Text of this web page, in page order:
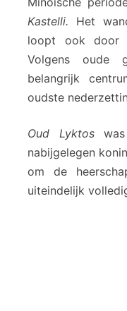
Kastelli. Het
loopt ook door
Volgens oude
belangrijk
oudste
Oud Lyktoswas
nabijgelegen
om de
uiteindelijk